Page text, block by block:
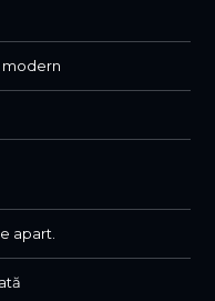
modern
apart.